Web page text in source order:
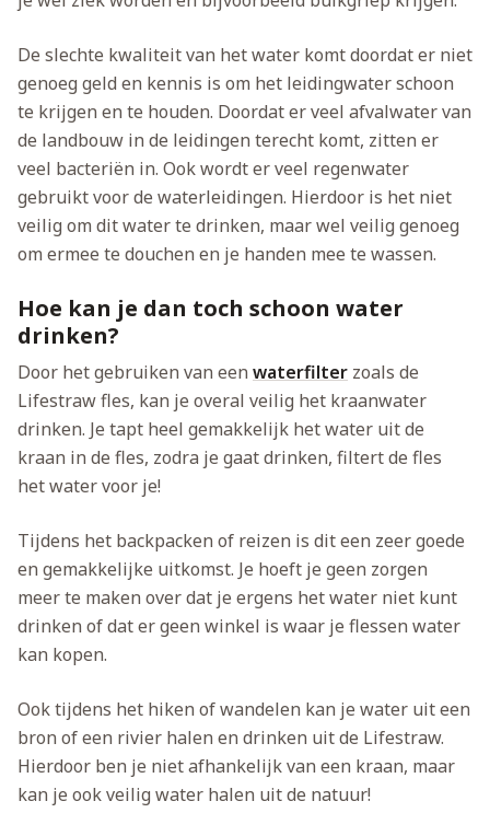
De slechte kwaliteit van het water komt doordat er niet
genoeg geld en kennis is om het leidingwater schoon
te krijgen en te houden. Doordat er veel afvalwater van
de landbouw in de leidingen terecht komt, zitten er
veel bacteriën in. Ook wordt er veel regenwater
gebruikt voor de waterleidingen. Hierdoor is het niet
veilig om dit water te drinken, maar wel veilig genoeg
om ermee te douchen en je handen mee te wassen.
Hoe kan je dan toch schoon water
drinken?
Door het gebruiken van een waterfilter zoals de
Lifestraw fles, kan je overal veilig het kraanwater
drinken. Je tapt heel gemakkelijk het water uit de
kraan in de fles, zodra je gaat drinken, filtert de fles
het water voor je!
Tijdens het backpacken of reizen is dit een zeer goede
en gemakkelijke uitkomst. Je hoeft je geen zorgen
meer te maken over dat je ergens het water niet kunt
drinken of dat er geen winkel is waar je flessen water
kan kopen.
Ook tijdens het hiken of wandelen kan je water uit een
bron of een rivier halen en drinken uit de Lifestraw.
Hierdoor ben je niet afhankelijk van een kraan, maar
kan je ook veilig water halen uit de natuur!